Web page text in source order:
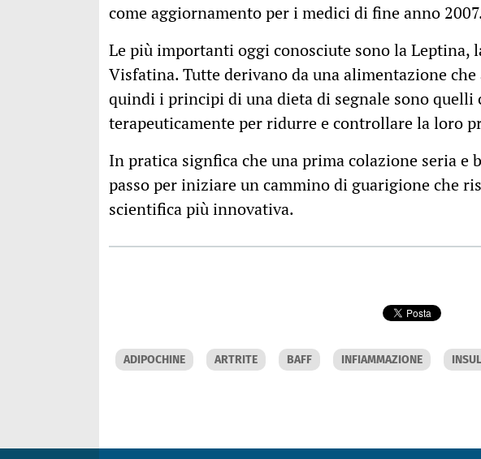
come aggiornamento per i medici di fine anno
Le più importanti oggi conosciute sono la Leptina,
Visfatina. Tutte derivano da una alimentazione
quindi i principi di una dieta di segnale sono quelli
terapeuticamente per ridurre e controllare la loro
In pratica signfica che una prima colazione seria e
passo per iniziare un cammino di guarigione che
scientifica più innovativa.
ADIPOCHINE ARTRITE BAFF INFIAMMAZIONE